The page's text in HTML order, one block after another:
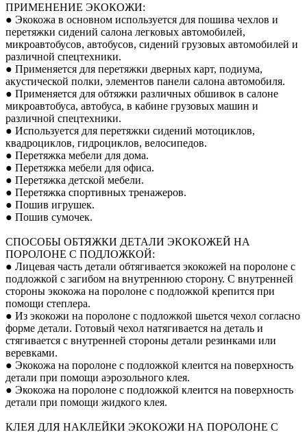
ПРИМЕНЕНИЕ ЭКОКОЖИ:
● Экокожа в основном используется для пошива чехлов и
перетяжки сидений салона легковых автомобилей,
микроавтобусов, автобусов, сидений грузовых автомобилей и
различной спецтехники.
● Применяется для перетяжки дверных карт, подиума,
акустической полки, элементов панели салона автомобиля.
● Применяется для обтяжки различных обшивок в салоне
микроавтобуса, автобуса, в кабине грузовых машин и
различной спецтехники.
● Используется для перетяжки сидений мотоциклов,
квадроциклов, гидроциклов, велосипедов.
● Перетяжка мебели для дома.
● Перетяжка мебели для офиса.
● Перетяжка детской мебели.
● Перетяжка спортивных тренажеров.
● Пошив игрушек.
● Пошив сумочек.
СПОСОБЫ ОБТЯЖКИ ДЕТАЛИ ЭКОКОЖЕЙ НА
ПОРОЛОНЕ С ПОДЛОЖКОЙ:
● Лицевая часть детали обтягивается экокожей на поролоне с
подложкой с загибом на внутреннюю сторону. С внутренней
стороны экокожа на поролоне с подложкой крепится при
помощи степлера.
● Из экокожи на поролоне с подложкой шьется чехол согласно
форме детали. Готовый чехол натягивается на деталь и
стягивается с внутренней стороны детали резинками или
веревками.
● Экокожа на поролоне с подложкой клеится на поверхность
детали при помощи аэрозольного клея.
● Экокожа на поролоне с подложкой клеится на поверхность
детали при помощи жидкого клея.
КЛЕЯ ДЛЯ НАКЛЕЙКИ ЭКОКОЖИ НА ПОРОЛОНЕ С